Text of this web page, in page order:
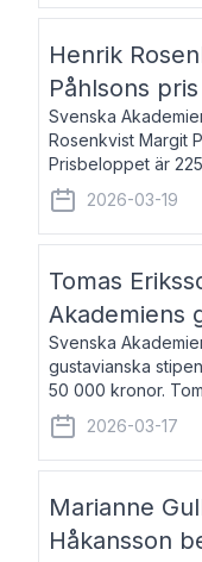
Henrik
Påhlsons pris
Svenska
Rosenkvist Margit
Prisbeloppet är
född 1965, är
universitet. Han
2026-03-19
Tomas
Akademiens
Svenska
gustavianska
50 000 kronor.
projektledare inom
utkom i fjol med
2026-03-17
Marianne
Håkansson